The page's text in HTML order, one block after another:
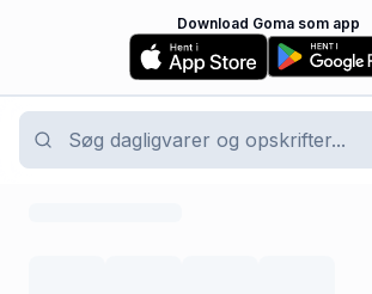
Download Goma som app